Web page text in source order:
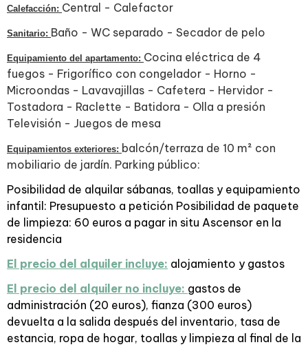
Calefacción: Central - Calefactor
Sanitario: Baño - WC separado - Secador de pelo
Equipamiento del apartamento: Cocina eléctrica de 4
fuegos - Frigorífico con congelador - Horno -
Microondas - Lavavajillas - Cafetera - Hervidor -
Tostadora - Raclette - Batidora - Olla a presión
Televisión - Juegos de mesa
Equipamientos exteriores: balcón/terraza de 10 m² con
mobiliario de jardín. Parking público:
Posibilidad de alquilar sábanas, toallas y equipamiento
infantil: Presupuesto a petición Posibilidad de paquete
de limpieza: 60 euros a pagar in situ Ascensor en la
residencia
El precio del alquiler incluye: alojamiento y gastos
El precio del alquiler no incluye: gastos de
administración (20 euros), fianza (300 euros)
devuelta a la salida después del inventario, tasa de
estancia, ropa de hogar, toallas y limpieza al final de la